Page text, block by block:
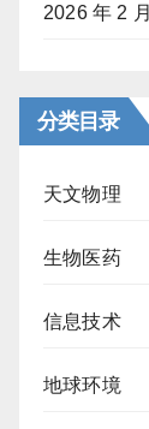
2026 年 2 月
分类目录
天文物理
生物医药
信息技术
地球环境